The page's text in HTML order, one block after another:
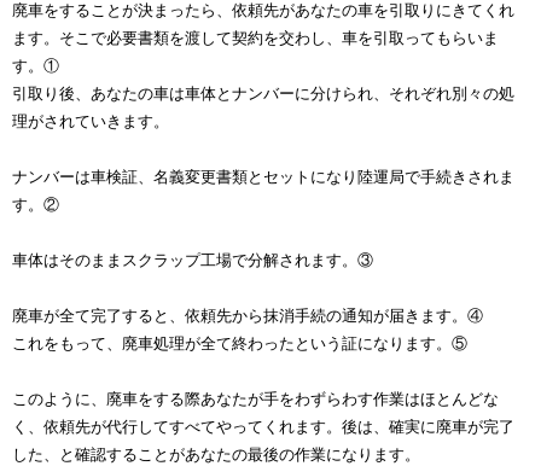
廃車をすることが決まったら、依頼先があなたの車を引取りにきてくれ
ます。そこで必要書類を渡して契約を交わし、車を引取ってもらいま
す。①
引取り後、あなたの車は車体とナンバーに分けられ、それぞれ別々の処
理がされていきます。
ナンバーは車検証、名義変更書類とセットになり陸運局で手続きされま
す。②
車体はそのままスクラップ工場で分解されます。③
廃車が全て完了すると、依頼先から抹消手続の通知が届きます。④
これをもって、廃車処理が全て終わったという証になります。⑤
このように、廃車をする際あなたが手をわずらわす作業はほとんどな
く、依頼先が代行してすべてやってくれます。後は、確実に廃車が完了
した、と確認することがあなたの最後の作業になります。